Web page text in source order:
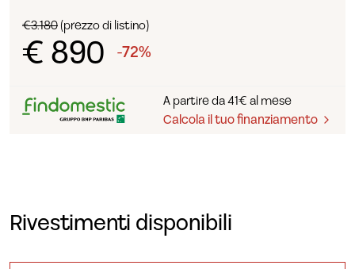
€3.180(prezzo di listino)
€ 890 -72%
A partire da 41€ al mese
Calcola il tuo finanziamento
Rivestimenti disponibili